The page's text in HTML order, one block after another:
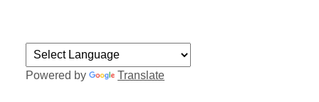
Powered by Translate